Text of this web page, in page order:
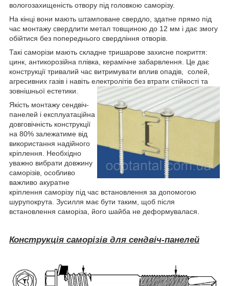
вологозахищеність отвору під головкою саморізу.
На кінці вони мають штамповане свердло, здатне прямо під
час монтажу свердлити метал товщиною до 12 мм і дає змогу
обійтися без попереднього свердління отворів.
Такі саморізи мають складне тришарове захисне покриття:
цинк, антикорозійна плівка, керамічне забарвлення. Це дає
конструкції тривалий час витримувати вплив опадів, солей,
агресивних газів і навіть електролітів без втрати стійкості та
зовнішньої естетики.
Якість монтажу сендвіч-
панелей і експлуатаційна
довговічність конструкції
на 80% залежатиме від
використання надійного
кріплення. Необхідно
уважно вибрати довжину
саморізів, особливо
важливо акуратне
кріплення саморізу під час встановлення за допомогою
шурупокрута. Зусилля має бути таким, щоб після
встановлення саморіза, його шайба не деформувалася.
Конструкція саморізів для сендвіч-панелей